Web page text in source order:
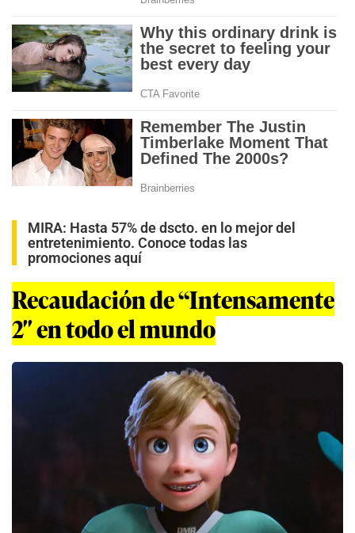
MIRA: Hasta 57% de dscto. en lo mejor del
entretenimiento. Conoce todas las
promociones aquí
Recaudación de “Intensamente
2″ en todo el mundo